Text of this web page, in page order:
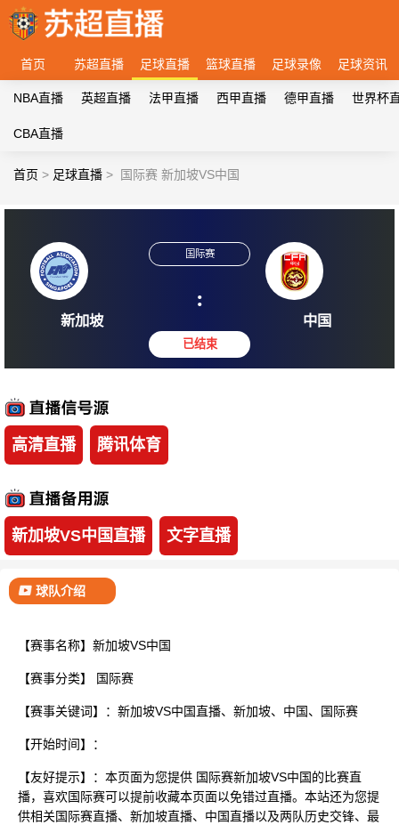
首页 苏超直播 足球直播 篮球直播 足球录像 足球资讯
NBA直播 英超直播 法甲直播 西甲直播 德甲直播 世界杯
CBA直播
首页 > 足球直播 > 国际赛 新加坡VS中国
:
高清直播 腾讯体育
新加坡VS中国直播 文字直播
球队介绍
【赛事名称】新加坡VS中国
【赛事分类】 国际赛
【赛事关键词】：新加坡VS中国直播、新加坡、中国、国际赛
【开始时间】：
【友好提示】：本页面为您提供 国际赛新加坡VS中国的比赛直
播，喜欢国际赛可以提前收藏本页面以免错过直播。本站还为您提
供相关国际赛直播、新加坡直播、中国直播以及两队历史交锋、最